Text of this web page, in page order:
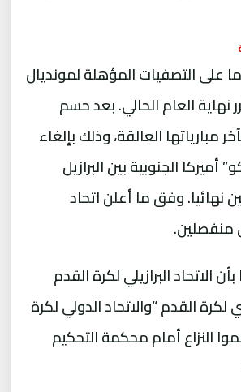
على التصفيات المؤهلة لمونديال
المقرر نهاية العام الحالي. بعد حسم
مبارياتها العالقة، وذلك بإلغاء
الجنوبية بين البرازيل
نهائيا. وفق ما أعلن اتحاد
منفصلين.
الاتحاد البرازيلي لكرة القدم
لكرة القدم “والاتحاد الدولي لكرة
النزاع أمام محكمة التحكيم